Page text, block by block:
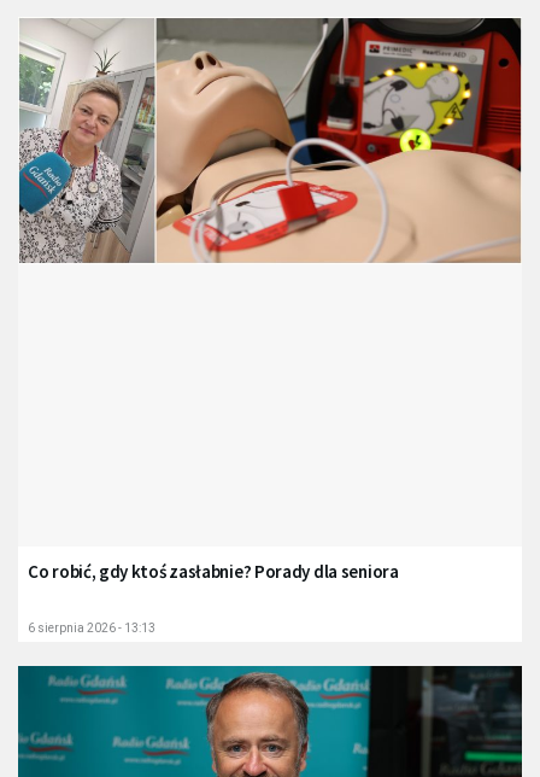
Co robić, gdy ktoś zasłabnie? Porady dla seniora
6 sierpnia 2026 - 13:13